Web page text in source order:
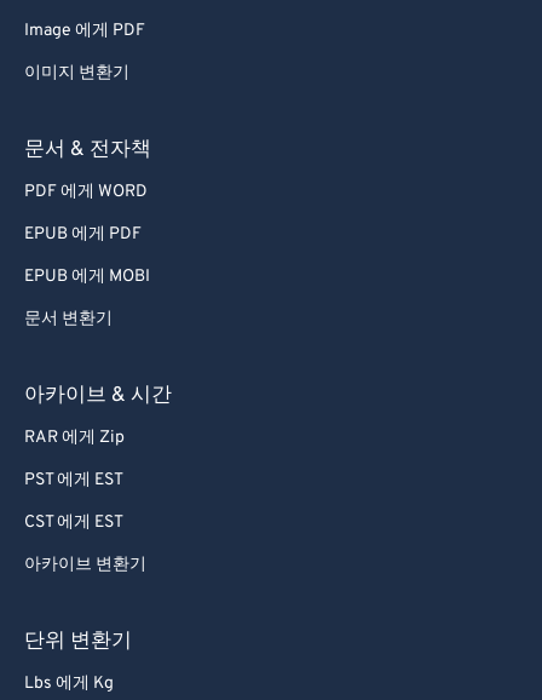
Image 에게 PDF
이미지 변환기
문서 & 전자책
PDF 에게 WORD
EPUB 에게 PDF
EPUB 에게 MOBI
문서 변환기
아카이브 & 시간
RAR 에게 Zip
PST 에게 EST
CST 에게 EST
아카이브 변환기
단위 변환기
Lbs 에게 Kg